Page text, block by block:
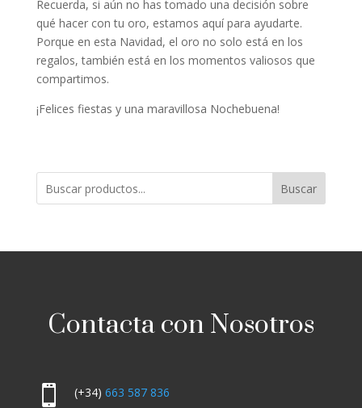
Recuerda, si aún no has tomado una decisión sobre
qué hacer con tu oro, estamos aquí para ayudarte.
Porque en esta Navidad, el oro no solo está en los
regalos, también está en los momentos valiosos que
compartimos.
¡Felices fiestas y una maravillosa Nochebuena!
Buscar
Contacta con Nosotros
 (+34) 663 587 836